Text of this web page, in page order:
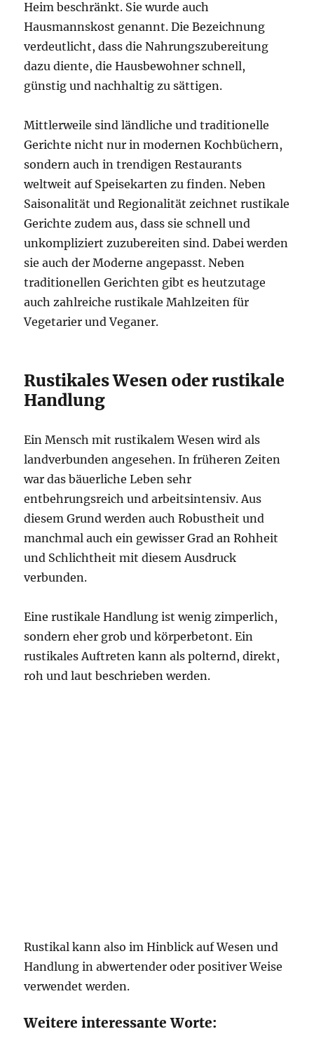
Heim beschränkt. Sie wurde auch
Hausmannskost genannt. Die Bezeichnung
verdeutlicht, dass die Nahrungszubereitung
dazu diente, die Hausbewohner schnell,
günstig und nachhaltig zu sättigen.
Mittlerweile sind ländliche und traditionelle
Gerichte nicht nur in modernen Kochbüchern,
sondern auch in trendigen Restaurants
weltweit auf Speisekarten zu finden. Neben
Saisonalität und Regionalität zeichnet rustikale
Gerichte zudem aus, dass sie schnell und
unkompliziert zuzubereiten sind. Dabei werden
sie auch der Moderne angepasst. Neben
traditionellen Gerichten gibt es heutzutage
auch zahlreiche rustikale Mahlzeiten für
Vegetarier und Veganer.
Rustikales Wesen oder rustikale
Handlung
Ein Mensch mit rustikalem Wesen wird als
landverbunden angesehen. In früheren Zeiten
war das bäuerliche Leben sehr
entbehrungsreich und arbeitsintensiv. Aus
diesem Grund werden auch Robustheit und
manchmal auch ein gewisser Grad an Rohheit
und Schlichtheit mit diesem Ausdruck
verbunden.
Eine rustikale Handlung ist wenig zimperlich,
sondern eher grob und körperbetont. Ein
rustikales Auftreten kann als polternd, direkt,
roh und laut beschrieben werden.
Rustikal kann also im Hinblick auf Wesen und
Handlung in abwertender oder positiver Weise
verwendet werden.
Weitere interessante Worte: